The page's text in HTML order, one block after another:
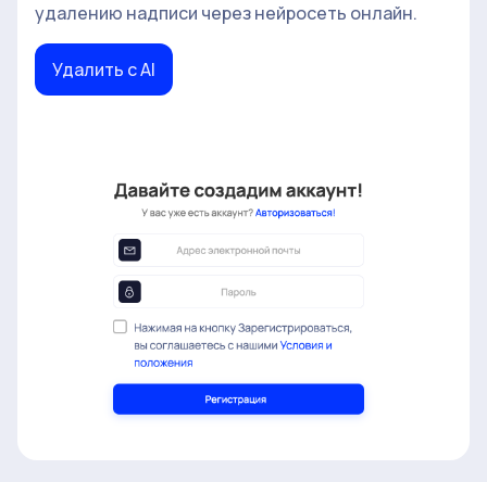
удалению надписи через нейросеть онлайн.
Удалить с AI